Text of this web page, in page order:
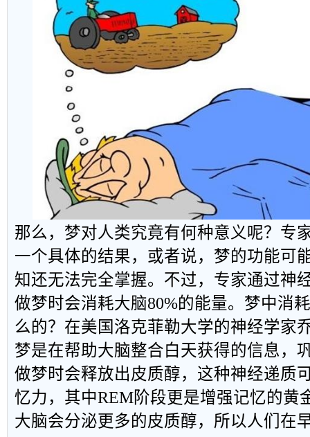
那么，梦对人类究竟有何种意义呢？专
一个具体的结果，或者说，梦的功能可
知还无法完全掌握。不过，专家通过神
做梦时会消耗大脑80%的能量。梦中消
么的？在美国洛克菲勒大学的神经学家
梦是在帮助大脑整合白天获得的信息，
做梦时会释放出皮质醇，这种神经递质
忆力，其中REM阶段更是增强记忆的黄
大脑会分泌更多的皮质醇，所以人们在